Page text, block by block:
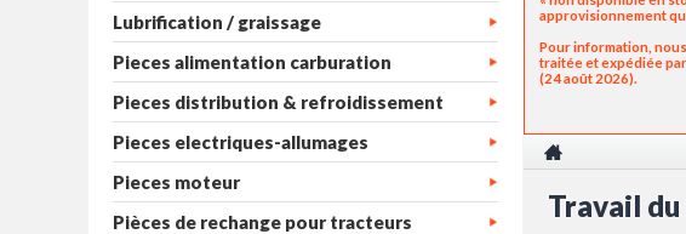
Lubrification / graissage
Pieces alimentation carburation
Pieces distribution & refroidissement
Pieces electriques-allumages
Pieces moteur
Pièces de rechange pour tracteurs
approvisionnement
Pour information,
traitée et expédiée
(24 août 2026).
Travail du